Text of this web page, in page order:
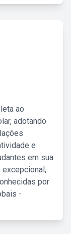
ao
adotando
e
em sua
excepcional,
por
-